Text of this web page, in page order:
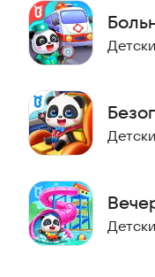
из багажа
большой
На путях пасутся
к цели!
панды появился